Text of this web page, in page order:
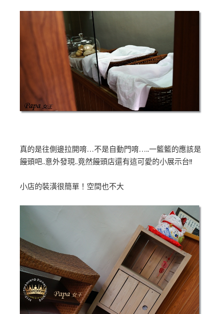
真的是往側邊拉開唷…不是自動門唷…..一籃籃的應該是
饅頭吧..意外發現..竟然饅頭店還有這可愛的小展示台!!
小店的裝潢很簡單！空間也不大